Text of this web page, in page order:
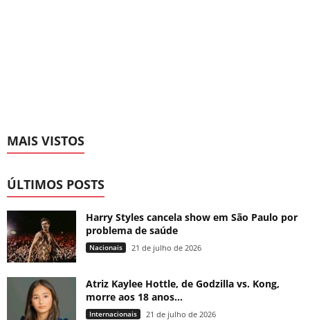
MAIS VISTOS
ÚLTIMOS POSTS
Harry Styles cancela show em São Paulo por
problema de saúde
Nacionais 21 de julho de 2026
Atriz Kaylee Hottle, de Godzilla vs. Kong,
morre aos 18 anos...
Internacionais 21 de julho de 2026